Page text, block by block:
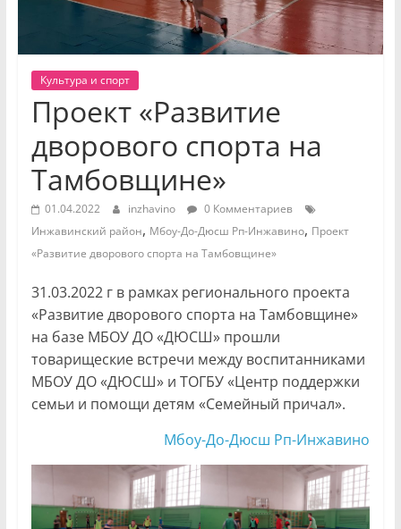
Культура и спорт
Проект «Развитие
дворового спорта на
Тамбовщине»
01.04.2022 inzhavino
0 Комментариев
Инжавинский район, Мбоу-До-Дюсш Рп-Инжавино, Проект
«Развитие дворового спорта на Тамбовщине»
31.03.2022 г в рамках регионального проекта
«Развитие дворового спорта на Тамбовщине»
на базе МБОУ ДО «ДЮСШ» прошли
товарищеские встречи между воспитанниками
МБОУ ДО «ДЮСШ» и ТОГБУ «Центр поддержки
семьи и помощи детям «Семейный причал».
Мбоу-До-Дюсш Рп-Инжавино